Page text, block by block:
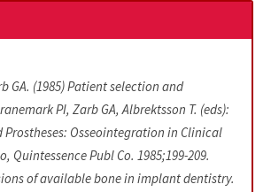
GA. (1985) Patient selection and
PI, Zarb GA, Albrektsson T. (eds):
Prostheses: Osseointegration in Clinical
Quintessence Publ Co. 1985;199-209.
of available bone in implant dentistry.